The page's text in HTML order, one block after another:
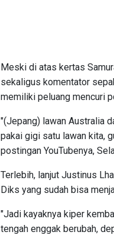
Meski di atas kertas
sekaligus komentator
memiliki peluang mencuri
"(Jepang) lawan Australia
pakai gigi satu lawan kita,
postingan YouTubenya,
Terlebih, lanjut Justinus
Diks yang sudah bisa
"Jadi kayaknya kiper
tengah enggak berubah,